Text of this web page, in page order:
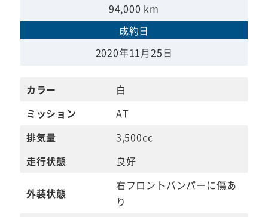
94,000 km
成約日
2020年11月25日
カラー
白
ミッション
AT
排気量
3,500cc
走行状態
良好
外装状態
右フロントバンパーに傷あ
り